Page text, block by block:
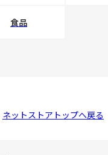
食品
ネットストアトップへ戻る